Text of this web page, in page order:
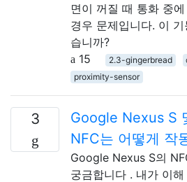
면이 꺼질 때 통화 중
경우 문제입니다. 이
습니까?
15
2.3-gingerbread
proximity-sensor
3
Google Nexus S
NFC는 어떻게 작
Google Nexus S의
궁금합니다 . 내가 이